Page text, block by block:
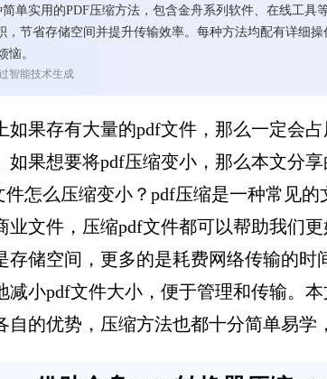
单实用的PDF压缩方法，包含金舟系列软件、在线工
，节省存储空间并提升传输效率。每种方法均配有详细
恼。
智能技术生成
如果存有大量的pdf文件，那么一定会
如果想要将pdf压缩变小，那么本文分享
件怎么压缩变小？pdf压缩是一种常见
业文件，压缩pdf文件都可以帮助我们
存储空间，更多的是耗费网络传输的时
减小pdf文件大小，便于管理和传输。
自的优势，压缩方法也都十分简单易学